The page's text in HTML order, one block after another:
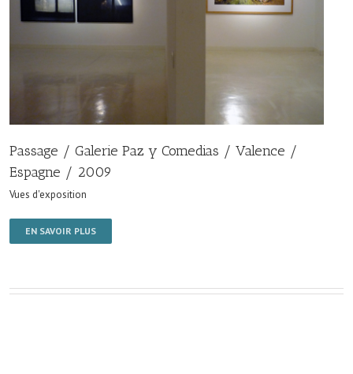
Passage / Galerie Paz y Comedias / Valence /
Espagne / 2009
Vues d'exposition
EN SAVOIR PLUS